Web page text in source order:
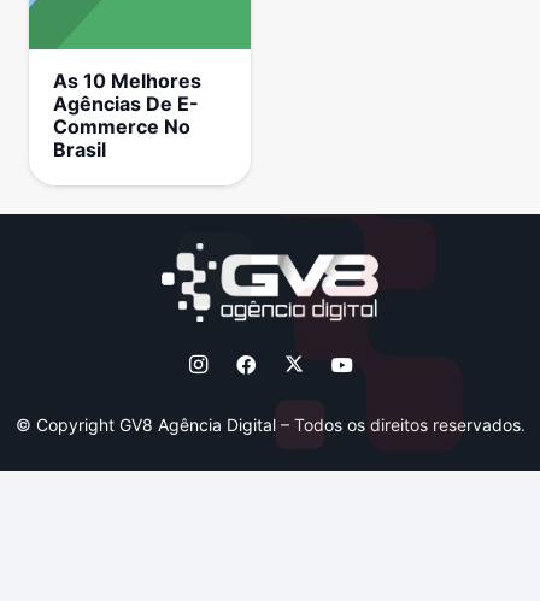
As 10 Melhores
Agências De E-
Commerce No
Brasil
© Copyright GV8 Agência Digital – Todos os direitos reservados.